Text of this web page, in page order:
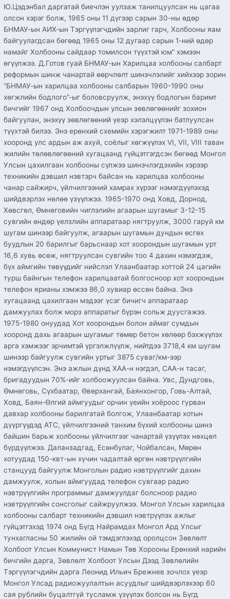
Ю.Цэдэнбал даргатай биечлэн уулзаж танилцуулсан нь цагаа
олсон хэрэг болж, 1965 оны 11 дүгээр сарын 30-ны өдөр
БНМАУ-ын АИХ-ын Тэргүүлэгчдийн зарлиг гарч, Холбооны яам
байгуулагдсан бөгөөд 1965 оны 12 дугаар сарын 1-ний өдөр
намайг Холбооны сайдаар томилсон түүхтэй юм” хэмээн
өгүүлжээ. Д.Готов гуай БНМАУ-ын Харилцаа холбооны салбарт
реформын шинж чанартай өөрчлөлт шинэчлэлийг хийхээр зорин
“БНМАУ-ын харилцаа холбооны салбарын 1960-1990 оны
хөгжлийн бодлого”-ыг боловсруулж, энэхүү бодлогын баримт
бичгийг 1967 онд Холбоочдын улсын зөвлөгөөнийг зохион
байгуулан, энэхүү зөвлөгөөний үеэр хэлэлцүүлэн батлуулсан
түүхтэй билээ. Энэ ерөнхий схемийн хэрэгжилт 1971-1989 оны
хооронд улс ардын аж ахуй, соёлыг хөгжүүлэх VI, VII, VIII таван
жилийн төлөвлөгөөний хугацаанд гүйцэтгэгдсэн бөгөөд Монгол
Улсын цахилгаан холбооны сүлжээ шинэчлэгдэхийн хэрээр
техникийн дэвшил нэвтэрч байсан нь харилцаа холбооны
чанар сайжирч, үйлчилгээний хамрах хүрээг нэмэгдүүлэхэд
шийдвэрлэх нөлөө үзүүлжээ. 1965-1970 онд Ховд, Дорнод,
Хөвсгөл, Өмнөговийн чиглэлийн агаарын шугамыг 3-12-15
сувгийн өндөр үелзлийн аппаратаар нягтруулж, 3000 гаруй км
шугам шинээр байгуулж, агаарын шугамын дундын өсгөх
буудлын 20 барилгыг барьснаар хот хоорондын шугамын урт
16,6 хувь өсөж, нягтруулсан сувгийн тоо 4 дахин нэмэгдэж,
бүх аймгийн төвүүдийг нийслэл Улаанбаатар хоттой 24 цагийн
турш байнгын телефон харилцаатай болгосноор хот хоорондын
телефон ярианы хэмжээ 86,0 хувиар өссөн байна. Энэ
хугацаанд цахилгаан мэдээг үсэг бичигч аппаратаар
дамжуулах болж морз аппаратыг бүрэн сольж дуусгажээ.
1975-1980 онуудад Хот хоорондын болон аймаг сумдын
хооронд дахь агаарын шугамыг төмөр бетон хөлөөр бэхжүүлэх
арга хэмжээг эрчимтэй үргэлжлүүлж, нийтдээ 3718,4 км шугам
шинээр байгуулж сувгийн уртыг 3875 суваг/км-ээр
нэмэгдүүлсэн. Энэ ажлын дүнд ХАА-н нэгдэл, САА-н тасаг,
бригадуудын 70%-ийг холбоожуулсан байна. Увс, Дундговь,
Өмнөговь, Сүхбаатар, Өвөрхангай, Баянхонгор, Говь-Алтай,
Ховд, Баян-Өлгий аймгуудыг орчин үеийн хоёроос гурван
давхар холбооны барилгатай болгож, Улаанбаатар хотын
дүүргүүдэд АТС, үйлчилгээний танхим бүхий холбооны шинэ
байшин барьж холбооны үйлчилгээг чанартай үзүүлэх нөхцөл
бүрдүүлжээ. Даланзадгад, Есөнбулаг, Чойбалсан, Мөрөн
хотуудад 150-квт-ын хүчин чадалтай өргөн нэвтрүүлгийн
станцууд байгуулж Монголын радио нэвтрүүлгийг дахин
дамжуулж, холын аймгуудад телефон сувгаар радио
нэвтрүүлгийн программыг дамжуулдаг болсноор радио
нэвтрүүлгийн сонсголыг сайжруулжээ. Монгол Улсын харилцаа
холбооны салбарт техникийн дэвшил нэвтрүүлэх ажлыг
гүйцэтгэхэд 1974 онд Бүгд Найрамдах Монгол Ард Улсыг
тунхагласны 50 жилийн ой тэмдэглэхэд оролцсон Зөвлөлт
Холбоот Улсын Коммунист Намын Төв Хорооны Ерөнхий нарийн
бичгийн дарга, Зөвлөлт Холбоот Улсын Дээд Зөвлөлийн
Тэргүүлэгчдийн дарга Леонид Ильич Брежнев зочлох үеэр
Монгол Улсад радиожуулалтын асуудлыг шийдвэрлэхээр 60
сая рублийн буцалтгүй тусламж үзүүлэх болсон нь Бүгд